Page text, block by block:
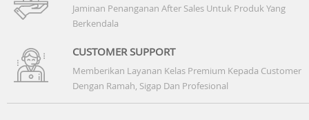
Jaminan Penanganan After Sales Untuk Produk Yang
Berkendala
CUSTOMER SUPPORT
Memberikan Layanan Kelas Premium Kepada Customer
Dengan Ramah, Sigap Dan Profesional